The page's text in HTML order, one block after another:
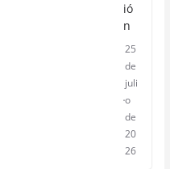
ió
n
25
de
juli
o
de
20
26